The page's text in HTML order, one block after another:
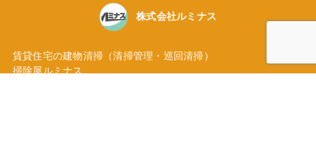
株式会社ルミナス
賃貸住宅の建物清掃（清掃管理・巡回清掃）
掃除屋ルミナス